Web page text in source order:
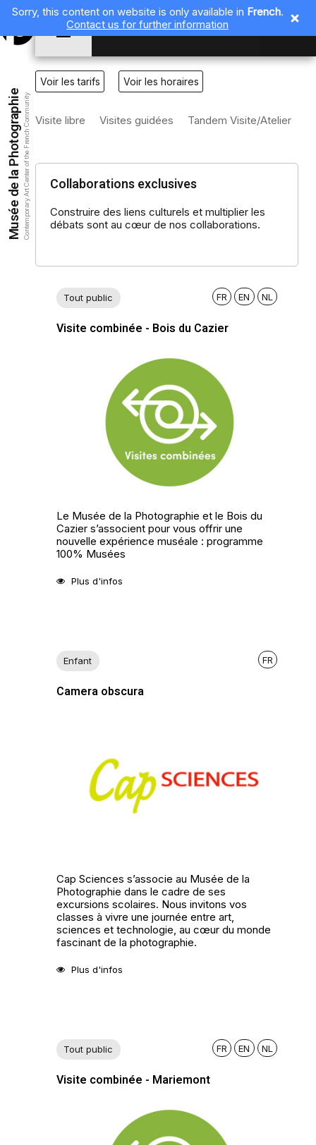
Musée de la PhotographieContemporary Art Center of the French Community
Sorry, this content on website is only available in French.
Contact us for further information
Visite libre Visites guidées Tandem Visite/Atelier
Voir les tarifs Voir les horaires
Collaborations exclusives
Construire des liens culturels et multiplier les
débats sont au cœur de nos collaborations.
Tout public FR EN NL
Visite combinée - Bois du Cazier
Le Musée de la Photographie et le Bois du
Cazier s’associent pour vous offrir une
nouvelle expérience muséale : programme
100% Musées
Plus d'infos
Enfant FR
Camera obscura
Cap Sciences s’associe au Musée de la
Photographie dans le cadre de ses
excursions scolaires. Nous invitons vos
classes à vivre une journée entre art,
sciences et technologie, au cœur du monde
fascinant de la photographie.
Plus d'infos
Tout public FR EN NL
Visite combinée - Mariemont